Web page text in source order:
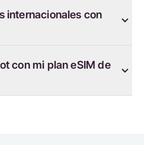
internacionales con
con mi plan eSIM de